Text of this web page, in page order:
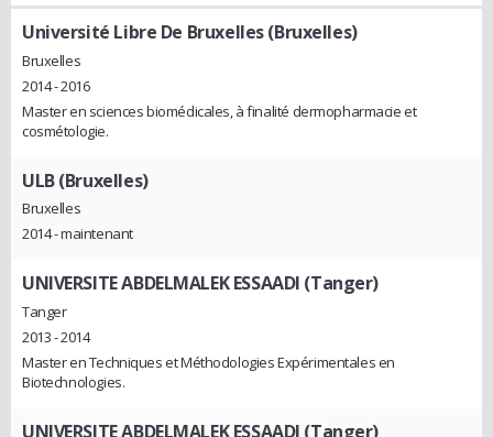
Université Libre De Bruxelles (Bruxelles)
Bruxelles
2014 - 2016
Master en sciences biomédicales, à finalité dermopharmacie et
cosmétologie.
ULB (Bruxelles)
Bruxelles
2014 - maintenant
UNIVERSITE ABDELMALEK ESSAADI (Tanger)
Tanger
2013 - 2014
Master en Techniques et Méthodologies Expérimentales en
Biotechnologies.
UNIVERSITE ABDELMALEK ESSAADI (Tanger)